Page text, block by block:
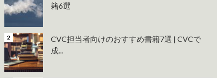
籍6選
CVC担当者向けのおすすめ書籍7選 | CVCで
成...